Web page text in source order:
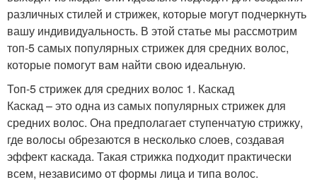
различных стилей и стрижек, которые могут подчеркнуть
вашу индивидуальность. В этой статье мы рассмотрим
топ-5 самых популярных стрижек для средних волос,
которые помогут вам найти свою идеальную.
Топ-5 стрижек для средних волос 1. Каскад
Каскад – это одна из самых популярных стрижек для
средних волос. Она предполагает ступенчатую стрижку,
где волосы обрезаются в несколько слоев, создавая
эффект каскада. Такая стрижка подходит практически
всем, независимо от формы лица и типа волос.